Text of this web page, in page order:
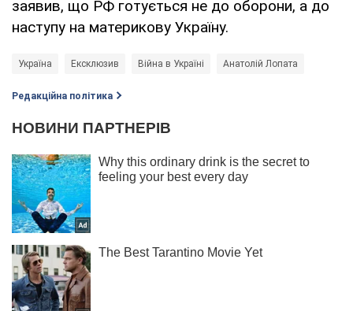
заявив, що РФ готується не до оборони, а до
наступу на материкову Україну.
Україна Ексклюзив Війна в Україні Анатолій Лопата
Редакційна політика